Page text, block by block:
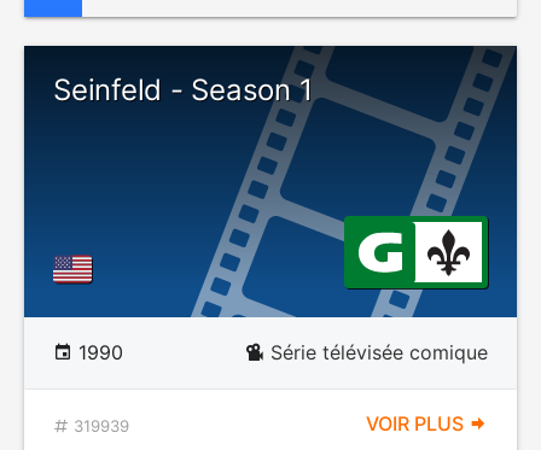
Seinfeld - Season 1
1990 Série télévisée comique
319939 VOIR PLUS